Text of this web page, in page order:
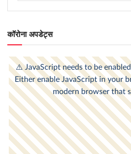
कॉरोना अपडेट्स